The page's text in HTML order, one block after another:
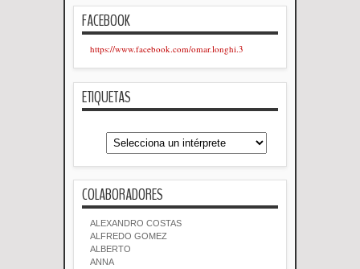
FACEBOOK
https://www.facebook.com/omar.longhi.3
ETIQUETAS
COLABORADORES
ALEXANDRO COSTAS
ALFREDO GOMEZ
ALBERTO
ANNA